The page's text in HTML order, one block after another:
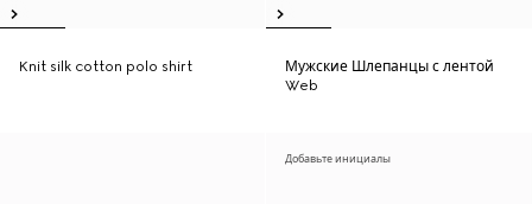
Knit silk cotton polo shirt
Мужские Шлепанцы с лентой
Web
Добавьте инициалы